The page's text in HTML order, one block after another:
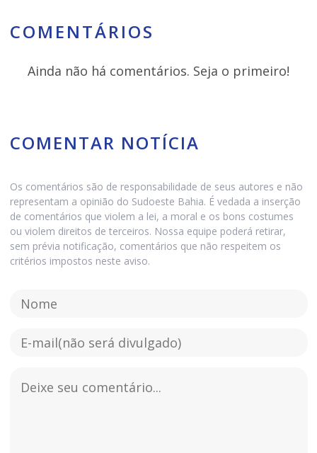
COMENTÁRIOS
Ainda não há comentários. Seja o primeiro!
COMENTAR NOTÍCIA
Os comentários são de responsabilidade de seus autores e não
representam a opinião do Sudoeste Bahia. É vedada a inserção
de comentários que violem a lei, a moral e os bons costumes
ou violem direitos de terceiros. Nossa equipe poderá retirar,
sem prévia notificação, comentários que não respeitem os
critérios impostos neste aviso.